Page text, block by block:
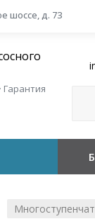
шоссе, д. 73